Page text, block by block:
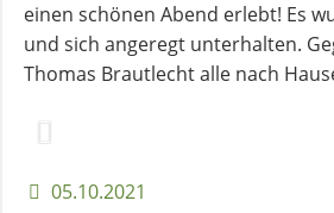
einen schönen Abend erlebt! Es
und sich angeregt unterhalten.
Thomas Brautlecht alle nach
05.10.2021